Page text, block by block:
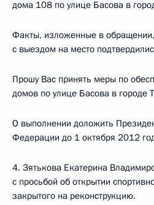
дома 108 по улице Басова в
Факты, изложенные в
с выездом на место
Прошу Вас принять меры по
домов по улице Басова в городе
О выполнении доложить
Федерации до 1 октября 2012
4. Зятькова Екатерина
с просьбой об открытии
закрытого на реконструкцию.